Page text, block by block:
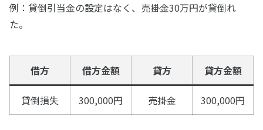
例：貸倒引当金の設定はなく、売掛金30万円が貸倒れ
た。
借方 借方金額 貸方 貸方金額
貸倒損失 300,000円 売掛金 300,000円